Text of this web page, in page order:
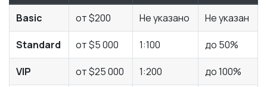
Basic от $200 Не указано Не указан
Standard от $5 000 1:100 до 50%
VIP от $25 000 1:200 до 100%